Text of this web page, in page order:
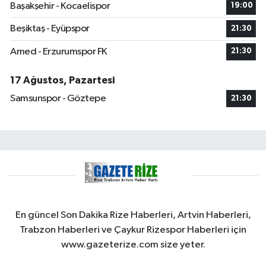
Başakşehir - Kocaelispor
19:00
Beşiktaş - Eyüpspor 21:30
Amed - Erzurumspor FK 21:30
17 Ağustos, Pazartesi
Samsunspor - Göztepe
21:30
En güncel Son Dakika Rize Haberleri, Artvin Haberleri,
Trabzon Haberleri ve Çaykur Rizespor Haberleri için
www.gazeterize.com size yeter.